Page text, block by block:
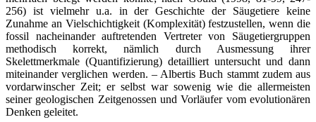
256) ist vielmehr u.a. in der Geschichte der Säugetiere keine
Zunahme an Vielschichtigkeit (Komplexität) festzustellen, wenn die
fossil nacheinander auftretenden Vertreter von Säugetiergruppen
methodisch korrekt, nämlich durch Ausmessung ihrer
Skelettmerkmale (Quantifizierung) detailliert untersucht und dann
miteinander verglichen werden. – Albertis Buch stammt zudem aus
vordarwinscher Zeit; er selbst war sowenig wie die allermeisten
seiner geologischen Zeitgenossen und Vorläufer vom evolutionären
Denken geleitet.